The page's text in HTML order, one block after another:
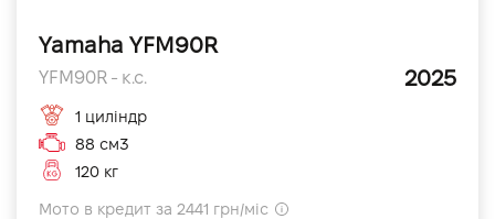
Yamaha YFM90R
YFM90R - к.с. 2025
1 циліндр
88 см3
120 кг
Мото в кредит за 2441 грн/міс